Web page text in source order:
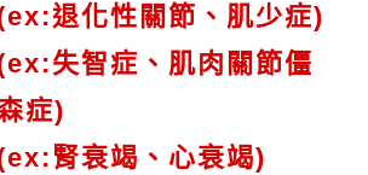
退化性關節、肌少症)
失智症、肌肉關節僵
症)
腎衰竭、心衰竭)